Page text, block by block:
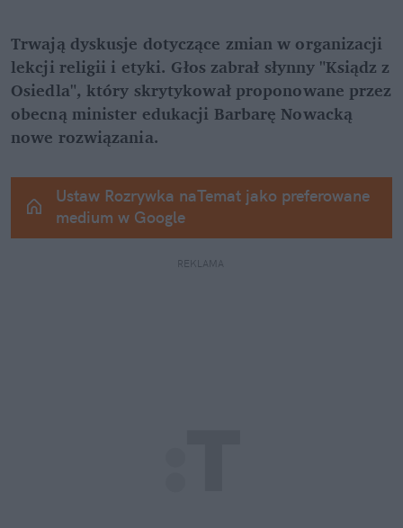
Trwają dyskusje dotyczące zmian w organizacji
lekcji religii i etyki. Głos zabrał słynny "Ksiądz z
Osiedla", który skrytykował proponowane przez
obecną minister edukacji Barbarę Nowacką
nowe rozwiązania.
Ustaw Rozrywka naTemat jako preferowane
medium w Google
REKLAMA